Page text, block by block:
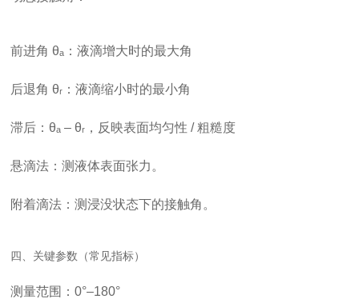
前进角 θₐ ：液滴增大时的最大角
后退角 θᵣ ：液滴缩小时的最小角
滞后 ：θₐ – θᵣ，反映表面均匀性 / 粗糙度
悬滴法 ：测液体表面张力。
附着滴法 ：测浸没状态下的接触角。
四、关键参数（常见指标）
测量范围 ：0°–180°